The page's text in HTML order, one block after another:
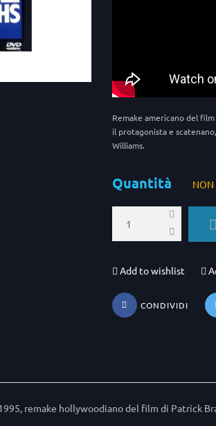
Remake americano del
il protagonista e
Williams.
Quantità NON
Add to wishlist
CONDIVIDI
remake hollywoodiano del film di Patrick